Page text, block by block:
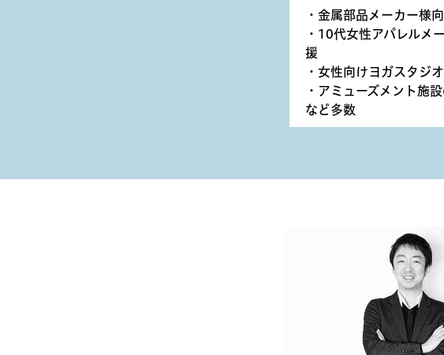
・金属部品メーカー様
・10代女性アパレルメ
援
・女性向けヨガスタジ
・アミューズメント施
など多数